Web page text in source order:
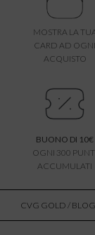
MOSTRA LA
CARD AD OGNI
ACQUISTO
BUONO DI 10€
OGNI 300
ACCUMULATI
CVG GOLD / BLOG